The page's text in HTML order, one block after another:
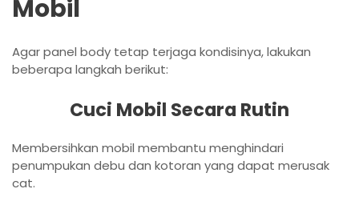
Mobil
Agar panel body tetap terjaga kondisinya, lakukan
beberapa langkah berikut:
Cuci Mobil Secara Rutin
Membersihkan mobil membantu menghindari
penumpukan debu dan kotoran yang dapat merusak
cat.